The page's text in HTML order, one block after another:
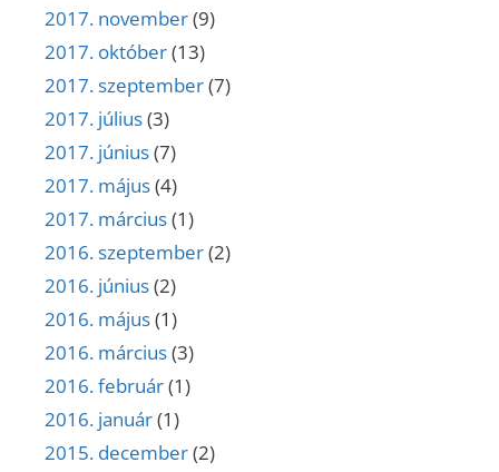
2017. november(9)
2017. október(13)
2017. szeptember(7)
2017. július(3)
2017. június(7)
2017. május(4)
2017. március(1)
2016. szeptember(2)
2016. június(2)
2016. május(1)
2016. március(3)
2016. február(1)
2016. január(1)
2015. december(2)